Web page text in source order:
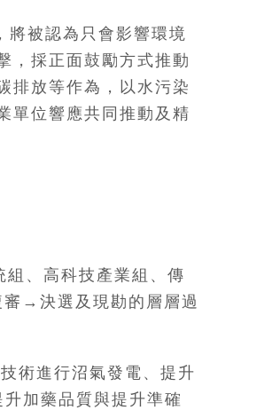
將被認為只會影響環境
，採正面鼓勵方式推動
排放等作為，以水污染
單位響應共同推動及精
組、高科技產業組、傳
→決選及現勘的層層過
術進行沼氣發電、提升
加藥品質與提升準確